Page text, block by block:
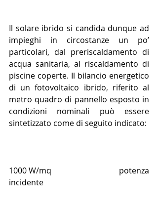
Il solare ibrido si candida dunque ad
impieghi in circostanze un po’
particolari, dal preriscaldamento di
acqua sanitaria, al riscaldamento di
piscine coperte. Il bilancio energetico
di un fotovoltaico ibrido, riferito al
metro quadro di pannello esposto in
condizioni nominali può essere
sintetizzato come di seguito indicato:
1000 W/mq                                potenza
incidente